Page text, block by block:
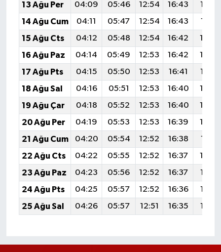
13 Ağu Per
04:09 05:46 12:54 16:43
19:52
14 Ağu Cum
04:11 05:47 12:54 16:43
19:51
15 Ağu Cts
04:12 05:48 12:54 16:42
19:50
16 Ağu Paz
04:14 05:49 12:53 16:42
19:48
17 Ağu Pts
04:15 05:50 12:53 16:41
19:47
18 Ağu Sal
04:16 05:51 12:53 16:40
19:45
19 Ağu Çar
04:18 05:52 12:53 16:40
19:44
20 Ağu Per
04:19 05:53 12:53 16:39
19:43
21 Ağu Cum
04:20 05:54 12:52 16:38
19:41
22 Ağu Cts
04:22 05:55 12:52 16:37
19:40
23 Ağu Paz
04:23 05:56 12:52 16:37
19:38
24 Ağu Pts
04:25 05:57 12:52 16:36
19:37
25 Ağu Sal
04:26 05:57 12:51 16:35 19:35